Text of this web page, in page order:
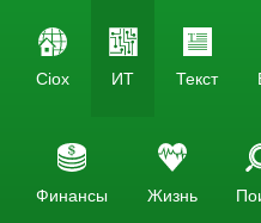
Ciox ИТ Текст
Финансы Жизнь